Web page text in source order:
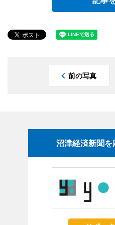
前の写真
沼津経済新聞